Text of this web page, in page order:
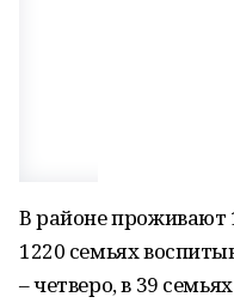
В районе проживают
1220 семьях
– четверо, в 39